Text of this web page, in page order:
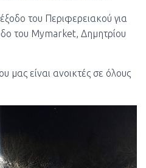
του Περιφερειακού για
του Mymarket, Δημητρίου
μας είναι ανοικτές σε όλους